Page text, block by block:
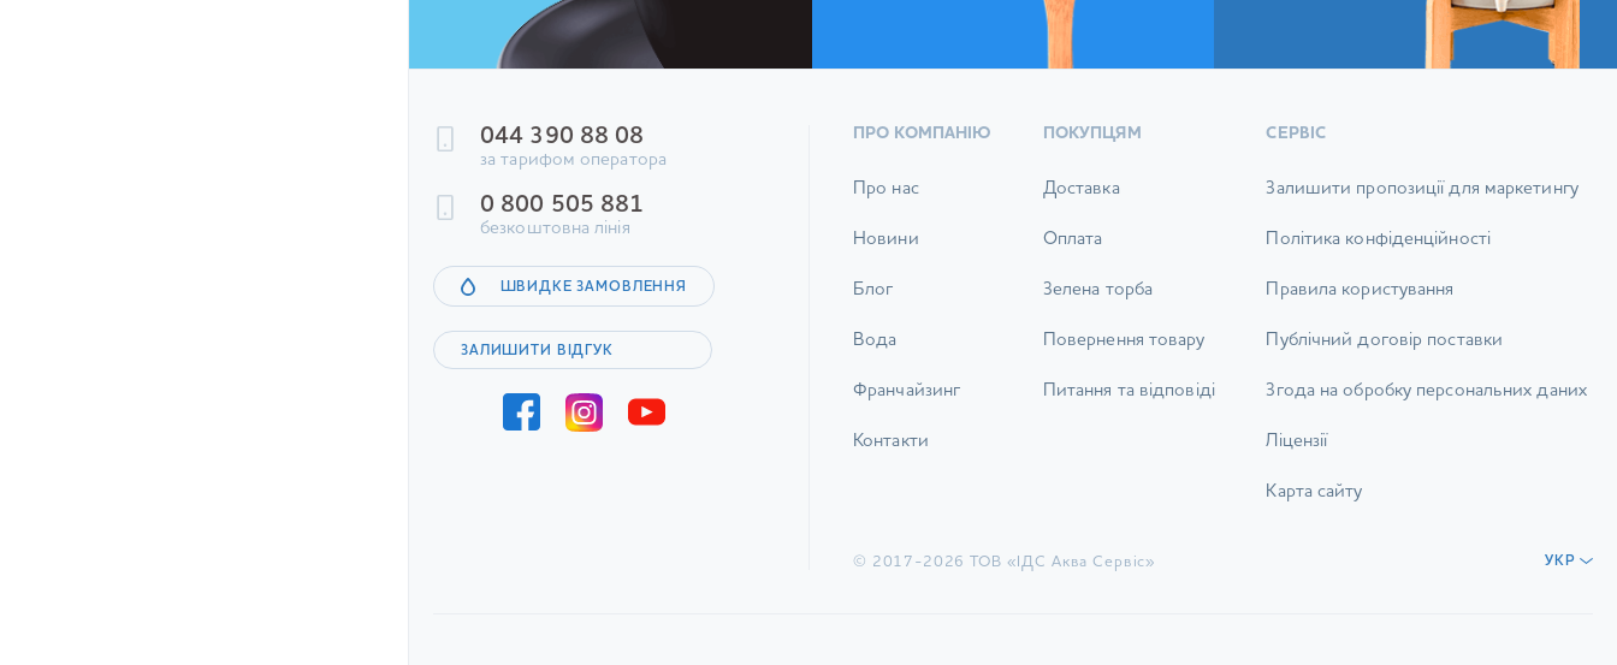
044 390 88 08
за тарифом оператора
0 800 505 881
безкоштовна лінія
ШВИДКЕ ЗАМОВЛЕННЯ
ЗАЛИШИТИ ВІДГУК
ПРО КОМПАНІЮ
Про нас
Новини
Блог
Вода
Франчайзинг
Контакти
ПОКУПЦЯМ
Доставка
Оплата
Зелена торба
Повернення товару
Питання та відповіді
СЕРВІС
Залишити пропозиції для маркетингу
Політика конфіденційності
Правила користування
Публічний договір поставки
Згода на обробку персональних даних
Ліцензії
Карта сайту
© 2017-2026 ТОВ «ІДС Аква Сервіс» УКР